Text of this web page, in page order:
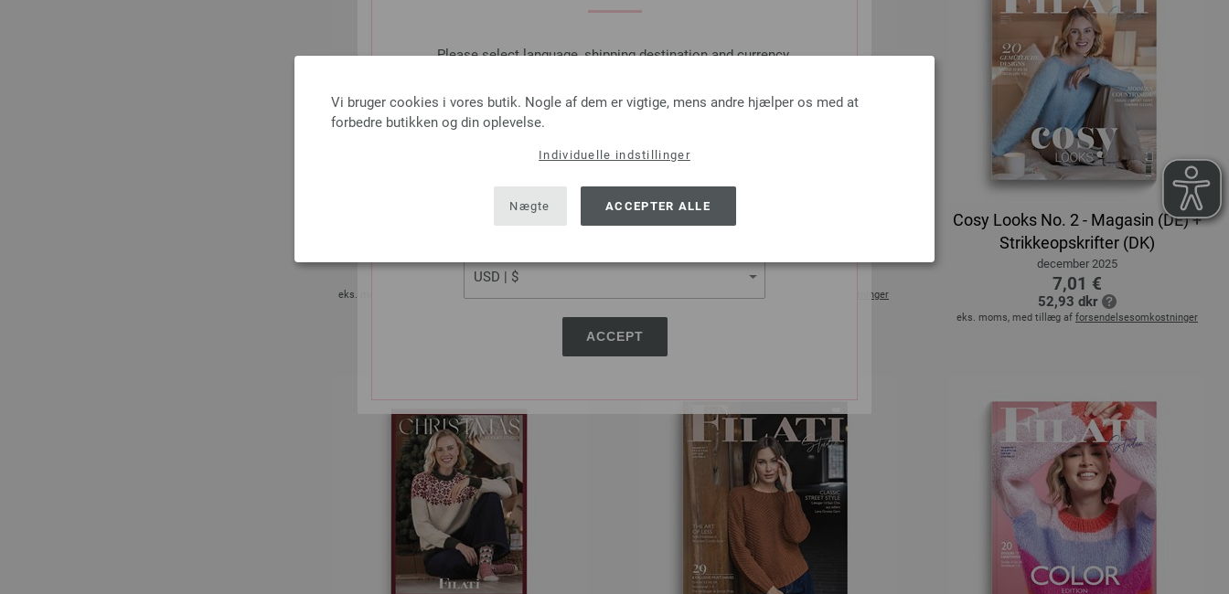
Please select language, shipping destination and currency.
SHIPPING TO
USA - The United States of America
ACCEPT
Vi bruger cookies i vores butik. Nogle af dem er vigtige, mens andre hjælper os med at
forbedre butikken og din oplevelse.
Individuelle indstillinger
Nægte ACCEPTER ALLE
FILATI Journal No. 71 - German Edition
8,41 €
63,50 dkr
eks. moms, med tillæg af
LOOKBOOK No. 20 - German Edition
6,07 €
45,83 dkr
forsendelsesomkostninger
Cosy Looks No. 2 - Magasin (DE) +
Strikkeopskrifter (DK)
december 2025
7,01 €
52,93 dkr
eks. moms, med tillæg af forsendelsesomkostninger